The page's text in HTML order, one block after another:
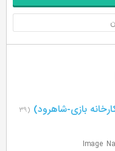
بازی-شاهرود)
(۳۹